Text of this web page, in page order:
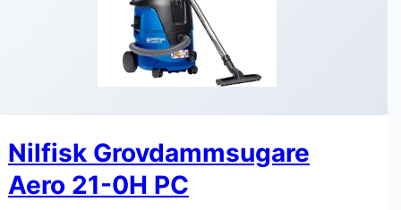
Nilfisk Grovdammsugare
Aero 21-0H PC